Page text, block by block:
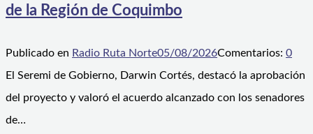
de la Región de Coquimbo
Publicado en Radio Ruta Norte05/08/2026Comentarios: 0
El Seremi de Gobierno, Darwin Cortés, destacó la aprobación
del proyecto y valoró el acuerdo alcanzado con los senadores
de…